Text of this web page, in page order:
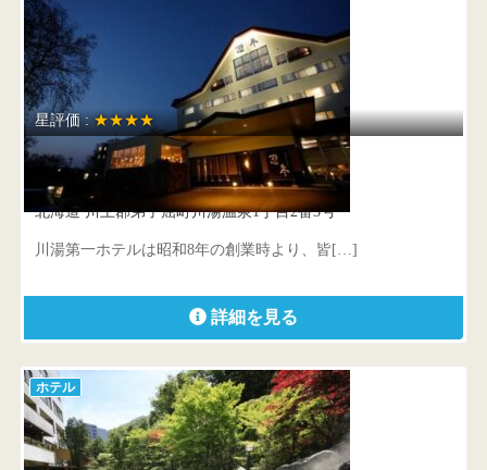
星評価 :★★★★
川湯第一ホテル 忍冬
北海道 川上郡弟子屈町川湯温泉1丁目2番3号
川湯第一ホテルは昭和8年の創業時より、皆[…]
詳細を見る
ホテル